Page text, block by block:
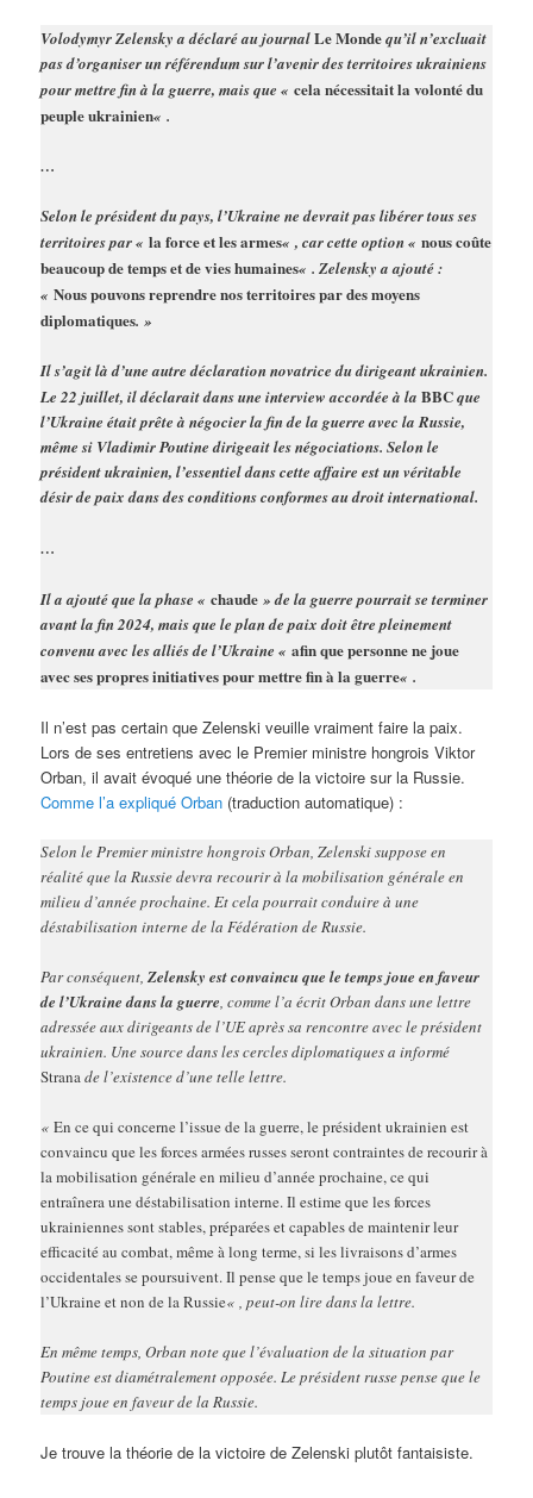
Volodymyr Zelensky a déclaré au journalLe Mondequ’il n’excluait
pas d’organiser un référendum sur l’avenir des territoires ukrainiens
pour mettre fin à la guerre, mais que «cela nécessitait la volonté du
peuple ukrainien« .
…
Selon le président du pays, l’Ukraine ne devrait pas libérer tous ses
territoires par «la force et les armes« , car cette option «nous coûte
beaucoup de temps et de vies humaines« . Zelensky a ajouté :
«Nous pouvons reprendre nos territoires par des moyens
diplomatiques. »
Il s’agit là d’une autre déclaration novatrice du dirigeant ukrainien.
Le 22 juillet, il déclarait dans une interview accordée à laBBCque
l’Ukraine était prête à négocier la fin de la guerre avec la Russie,
même si Vladimir Poutine dirigeait les négociations. Selon le
président ukrainien, l’essentiel dans cette affaire est un véritable
désir de paix dans des conditions conformes au droit international.
…
Il a ajouté que la phase «chaude » de la guerre pourrait se terminer
avant la fin 2024, mais que le plan de paix doit être pleinement
convenu avec les alliés de l’Ukraine «afin que personne ne joue
avec ses propres initiatives pour mettre fin à la guerre« .
Il n’est pas certain que Zelenski veuille vraiment faire la paix.
Lors de ses entretiens avec le Premier ministre hongrois Viktor
Orban, il avait évoqué une théorie de la victoire sur la Russie.
Comme l’a expliqué Orban (traduction automatique) :
Selon le Premier ministre hongrois Orban, Zelenski suppose en
réalité que la Russie devra recourir à la mobilisation générale en
milieu d’année prochaine. Et cela pourrait conduire à une
déstabilisation interne de la Fédération de Russie.
Par conséquent,Zelensky est convaincu que le temps joue en faveur
de l’Ukraine dans la guerre, comme l’a écrit Orban dans une lettre
adressée aux dirigeants de l’UE après sa rencontre avec le président
ukrainien. Une source dans les cercles diplomatiques a informé
Stranade l’existence d’une telle lettre.
«En ce qui concerne l’issue de la guerre, le président ukrainien est
convaincu que les forces armées russes seront contraintes de recourir à
la mobilisation générale en milieu d’année prochaine, ce qui
entraînera une déstabilisation interne. Il estime que les forces
ukrainiennes sont stables, préparées et capables de maintenir leur
efficacité au combat, même à long terme, si les livraisons d’armes
occidentales se poursuivent. Il pense que le temps joue en faveur de
l’Ukraine et non de la Russie« , peut-on lire dans la lettre.
En même temps, Orban note que l’évaluation de la situation par
Poutine est diamétralement opposée. Le président russe pense que le
temps joue en faveur de la Russie.
Je trouve la théorie de la victoire de Zelenski plutôt fantaisiste.